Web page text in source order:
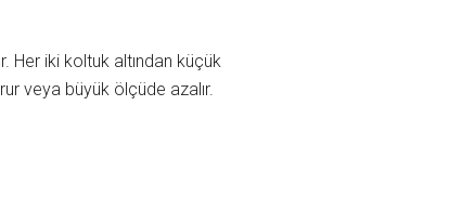
Her iki koltuk altından küçük
veya büyük ölçüde azalır.